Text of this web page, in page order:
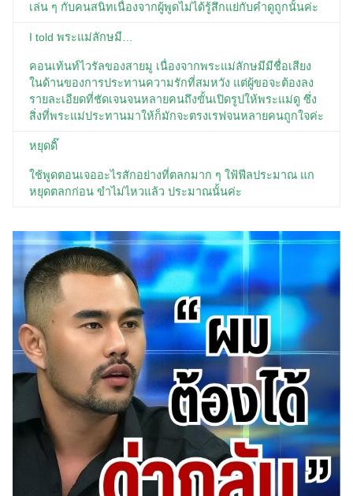
เล่น ๆ กับคนสนิทเนื่องจากผู้พูดไม่ได้รู้สึกแย่กับคำดูถูกนั้นค่ะ
I told พระแม่ลักษมี…
คอนเท้นท์ไวรัลของสายมู เนื่องจากพระแม่ลักษมีมีชื่อเสียง
ในด้านของการประทานความรักที่สมหวัง แต่ผู้ขอจะต้องลง
รายละเอียดที่ชัดเจนจนหลายคนถึงขั้นเปิดรูปให้พระแม่ดู ซึ่ง
สิ่งที่พระแม่ประทานมาให้ก็มักจะตรงเรฟจนหลายคนถูกใจค่ะ
หยุดดิ๊
ใช้พูดตอนเจออะไรสักอย่างที่ตลกมาก ๆ ใฟ้ฟีลประมาณ แก
หยุดตลกก่อน ขำไม่ไหวแล้ว ประมาณนั้นค่ะ